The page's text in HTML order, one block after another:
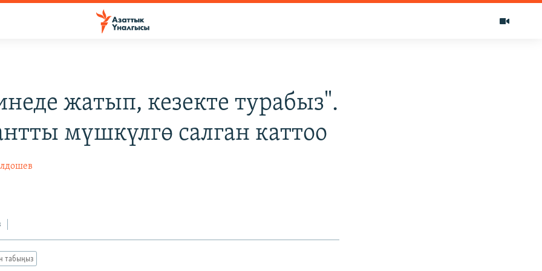
жатып, кезекте турабыз".
мүшкүлгө салган каттоо
табыңыз